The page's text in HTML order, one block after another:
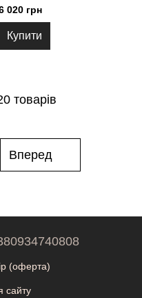
020 грн
Купити
товарів
Вперед
(оферта)
сайту